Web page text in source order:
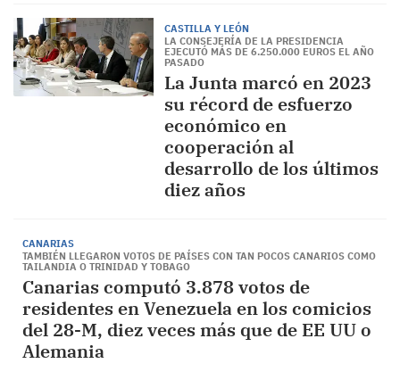
CASTILLA Y LEÓN
LA CONSEJERÍA DE LA PRESIDENCIA
EJECUTÓ MÁS DE 6.250.000 EUROS EL AÑO
PASADO
La Junta marcó en 2023
su récord de esfuerzo
económico en
cooperación al
desarrollo de los últimos
diez años
CANARIAS
TAMBIÉN LLEGARON VOTOS DE PAÍSES CON TAN POCOS CANARIOS COMO
TAILANDIA O TRINIDAD Y TOBAGO
Canarias computó 3.878 votos de
residentes en Venezuela en los comicios
del 28-M, diez veces más que de EE UU o
Alemania